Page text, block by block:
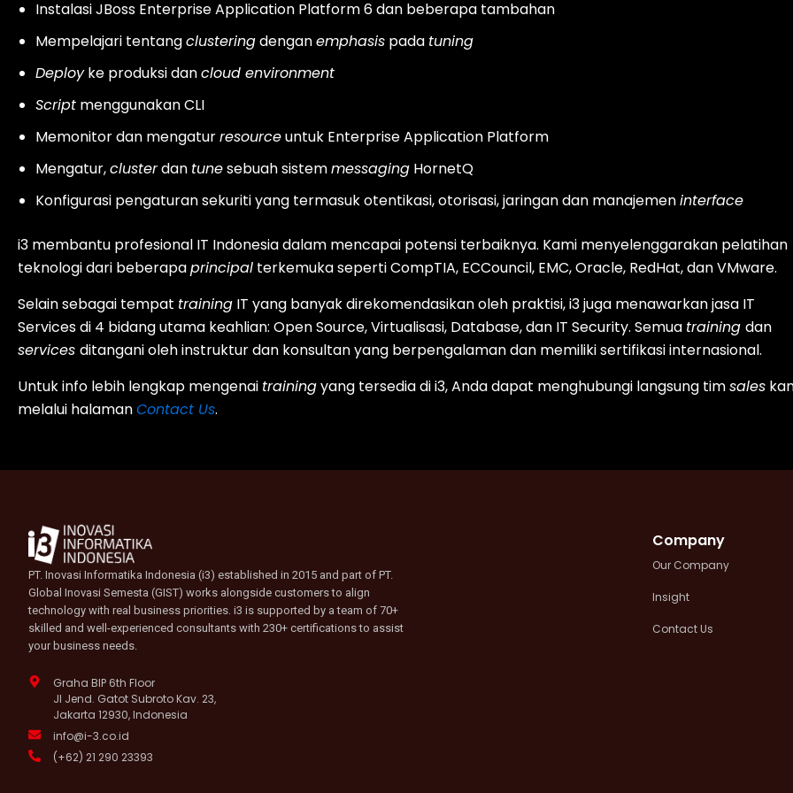
Instalasi JBoss Enterprise Application Platform 6 dan beberapa tambahan
Mempelajari tentangclusteringdenganemphasis pada tuning
Deployke produksi dancloud environment
Script menggunakan CLI
Memonitor dan mengaturresourceuntuk Enterprise Application Platform
Mengatur,clusterdan tunesebuah sistemmessaging HornetQ
Konfigurasi pengaturan sekuriti yang termasuk otentikasi, otorisasi, jaringan dan manajemeninterface
i3 membantu profesional IT Indonesia dalam mencapai potensi terbaiknya. Kami menyelenggarakan pelatihan
teknologi dari beberapaprincipal terkemuka seperti CompTIA, ECCouncil, EMC, Oracle, RedHat, dan VMware.
Selain sebagai tempat training IT yang banyak direkomendasikan oleh praktisi, i3 juga menawarkan jasa IT
Services di 4 bidang utama keahlian: Open Source, Virtualisasi, Database, dan IT Security. Semua training dan
services ditangani oleh instruktur dan konsultan yang berpengalaman dan memiliki sertifikasi internasional.
Untuk info lebih lengkap mengenai trainingyang tersedia di i3, Anda dapat menghubungi langsung timsales
melalui halamanContact Us.
PT. Inovasi Informatika Indonesia (i3) established in 2015 and part of PT.
Global Inovasi Semesta (GIST) works alongside customers to align
technology with real business priorities. i3 is supported by a team of 70+
skilled and well-experienced consultants with 230+ certifications to assist
your business needs.
Graha BIP 6th Floor
Jl Jend. Gatot Subroto Kav. 23,
Jakarta 12930, Indonesia
info@i-3.co.id
(+62) 21 290 23393
Company
Our Company
Insight
Contact Us